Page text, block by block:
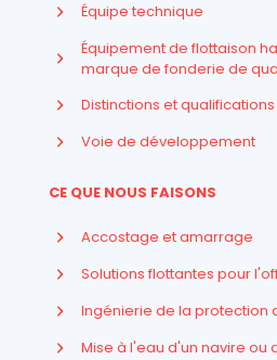
Équipe technique
Équipement de flottaison
marque de fonderie de
Distinctions et qualifications
Voie de développement
CE QUE NOUS FAISONS
Accostage et amarrage
Solutions flottantes pour
Ingénierie de la protection
Mise à l'eau d'un navire ou